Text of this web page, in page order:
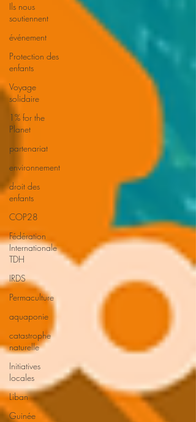
Ils nous
soutiennent
événement
Protection des
enfants
Voyage
solidaire
1% for the
Planet
partenariat
environnement
droit des
enfants
COP28
Fédération
Internationale
TDH
IRDS
Permaculture
aquaponie
catastrophe
naturelle
Initiatives
locales
Liban
Guinée